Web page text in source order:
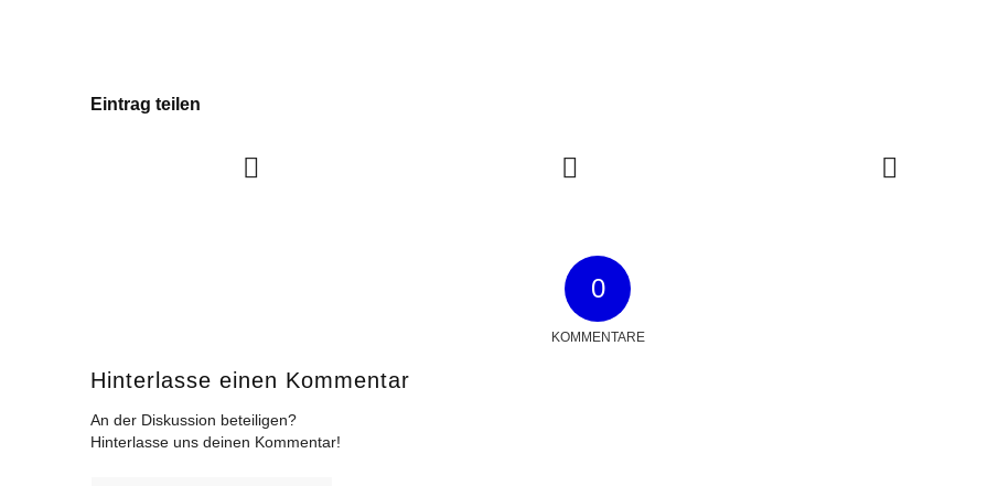
Eintrag teilen
0
KOMMENTARE
Hinterlasse einen Kommentar
An der Diskussion beteiligen?
Hinterlasse uns deinen Kommentar!